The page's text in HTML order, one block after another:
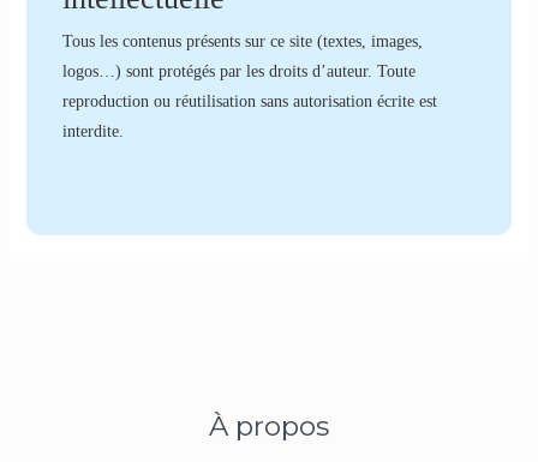
Tous les contenus présents sur ce site (textes, images,
logos…) sont protégés par les droits d’auteur. Toute
reproduction ou réutilisation sans autorisation écrite est
interdite.
À propos